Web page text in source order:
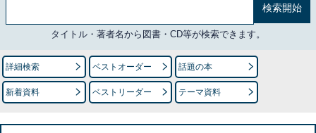
タイトル・著者名から図書・CD等が検索できます。
詳細検索 ベストオーダー 話題の本
新着資料 ベストリーダー テーマ資料